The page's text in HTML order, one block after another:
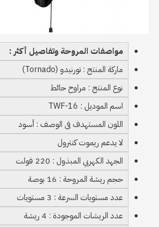
مواصفات المروحة وتفاصيل أكثر :
ماركة المنتج : تورنيدو (Tornado)
نوع المنتج : مراوح حائط
اسم الموديل : TWF-16
اللون المستهدف فى الوصف : أسود
لا يدعم ريموت كنترول
الجهد الكهربي المبذول : 220 فولت
حجم ريشة المروحة : 16 بوصة
عدد مستويات السرعة : 3 مستويات
عدد الريشات الموجودة : 4 ريشة